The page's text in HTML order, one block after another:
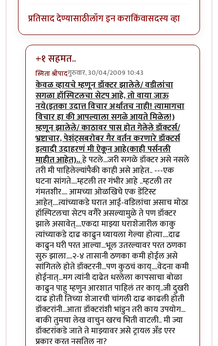
प्रतिसाद देण्यासाठीलॉग इन कराकिंवासदस्य व्हा
+१ सहमत..
स्मिता श्रीपादगुरुवार, 30/04/2009 10:43
In reply toउडदामाजीbyभाग्यश्री
केवळ व्हायचे म्हणून डॉक्टर झालेले/ वडीलांचा
सगळा हॉस्पिटलचा सेटप आहे, तो वाया जाऊ
नये(इतका उदात्त विचार अर्थातच नाही! त्यामागचा
विचार हा की आपल्याला सगळे आयते मिळेल!)
म्हणून झालेले/ काठावर पास होत गेलेले डॉक्टर्स/
भ्रष्टाचार, पेशंट्सबरोबर गैर वर्तन करणारे डॉक्टर्स
इत्यादी उदाहरणं मी ऐकून आहे(काही पर्सनली
माहीत आहेत)..हे पटले...जरी सगळे डॉक्टर असे नसले
तरी मी पाहिलेल्यांपैकी काही असे आहेत.. ---एक
घटना सांगते....म्हटली तर गंभीर आहे ..म्हटली तर
गंमतशीर.... आमच्या ओळखिचे एक डेंटिस्ट
आहेत्....त्यांच्याकडे घरात आई-वडिलांचा असाच मोठा
हॉस्पिटलचा सेटप वगैरे असल्यामुळे ते पण डॉक्टर
झाले असावेत्....एकदा माझ्या घराशेजारील काकु
त्यांच्याकडे दाढ काढुन घ्यायला गेल्या होत्या....दाढ
काढुन घरी परत आल्या...भूल उतरल्यावर परत ठणका
सुरु झाला....२-४ तासानी ठणका कमी होईल असे
सांगितले होते डॉक्टरनी...पण कुठचं काय्....वेदना कमी
होईनात्...मग त्यांनी दाढेत धरलेला कापसाचा बोळा
काढुन पाहु म्हणुन आरशात पाहिलं तर काय्..जी दुखरी
दाढ होती तिच्या शेजारची चांगली दाढ काढली होती
डॉक्टरांनी...आता डॉक्टरांशी भांडुन तरी काय उपयोग...
बाकी तुमचा लेख वाचुन खरच भिती वाटली.. मी ज्या
डॉक्टरांकडे जाते ते माझ्यावर असे ट्रायल अँड एरर
प्रकार करत नसतिल ना?